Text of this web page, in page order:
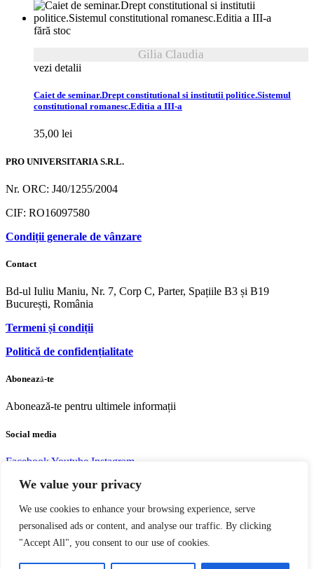
We value your privacy
We use cookies to enhance your browsing experience, serve
personalised ads or content, and analyse our traffic. By clicking
"Accept All", you consent to our use of cookies.
fără stoc
Gilia Claudia
vezi detalii
Caiet de seminar.Drept constitutional si institutii politice.Sistemul
constitutional romanesc.Editia a III-a
35,00 lei
PRO UNIVERSITARIA S.R.L.
Nr. ORC: J40/1255/2004
CIF: RO16097580
Condiții generale de vânzare
Contact
Bd-ul Iuliu Maniu, Nr. 7, Corp C, Parter, Spațiile B3 și B19
București, România
Termeni și condiții
Politică de confidențialitate
Abonează-te
Abonează-te pentru ultimele informații
Social media
FacebookYoutube Instagram
Copyright © 2004 – 2023 Editura acreditată CNCS | CNATDCU
Pro Universitaria. Toate drepturile rezervate.Termeni si Condiţii